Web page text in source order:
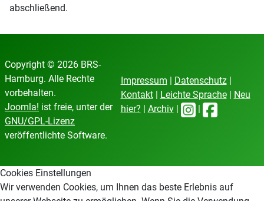
abschließend.
Copyright © 2026 BRS-
Hamburg. Alle Rechte
vorbehalten.
Joomla! ist freie, unter der
GNU/GPL-Lizenz
veröffentlichte Software.
Impressum Datenschutz|
Kontakt| Leichte Sprache|
Neu
hier?
Archiv|
Cookies Einstellungen
Wir verwenden Cookies, um Ihnen das beste Erlebnis auf